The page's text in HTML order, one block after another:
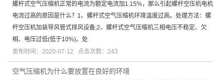
螺杆式空气压缩机正常的电流为额定电流加1.15%，那么引起螺杆空压机电机
电流过高的原因是什么？1、螺杆式空气压缩机环境温度过高。处理方法：螺
杆空压机加装导风管式排风设备;2、螺杆式空气压缩机三相电压不稳定、欠
相、电压过低(低于10%)。处
发布时间：2020-07-12 点击次数：243
空气压缩机为什么要放置在良好的环境